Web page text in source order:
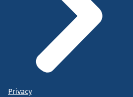
Privacy